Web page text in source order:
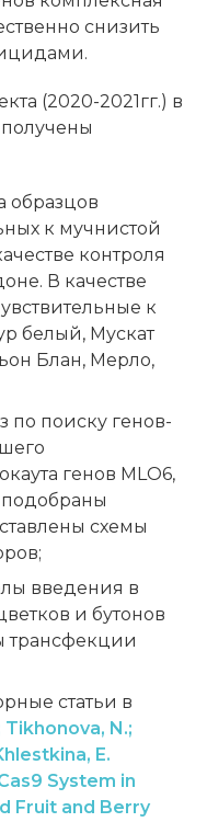
снизить
(2020-2021гг.) в
образцов
к мучнистой
контроля
В качестве
к
белый, Мускат
Блан, Мерло,
по поиску генов-
генов MLO6,
подобраны
схемы
введения в
и бутонов
трансфекции
статьи в
Tikhonova, N.;
E.
System in
Fruit and Berry